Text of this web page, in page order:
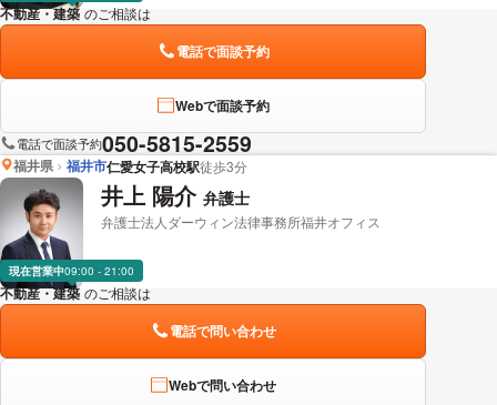
不動産・建築 のご相談は
電話で面談予約
Webで面談予約
電話で面談予約050-5815-2559
福井県 福井市仁愛女子高校駅徒歩3分
井上 陽介 弁護士
弁護士法人ダーウィン法律事務所福井オフィス
現在営業中09:00 - 21:00
不動産・建築 のご相談は
電話で問い合わせ
Webで問い合わせ